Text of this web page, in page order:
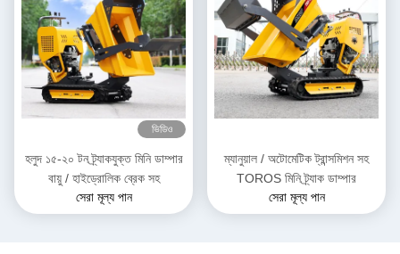
ভিডিও
হলুদ ১৫-২০ টন ট্র্যাকযুক্ত মিনি ডাম্পার
বায়ু / হাইড্রোলিক ব্রেক সহ
সেরা মূল্য পান
ম্যানুয়াল / অটোমেটিক ট্রান্সমিশন সহ
TOROS মিনি ট্র্যাক ডাম্পার
সেরা মূল্য পান